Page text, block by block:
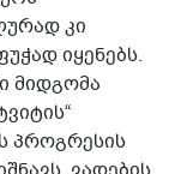
კი
იყენებს.
მიდგომა
პროგრესის